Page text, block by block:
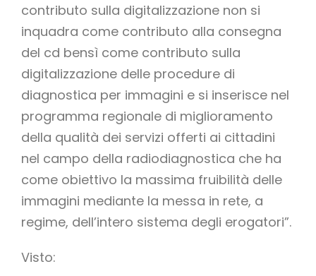
contributo sulla digitalizzazione non si
inquadra come contributo alla consegna
del cd bensì come contributo sulla
digitalizzazione delle procedure di
diagnostica per immagini e si inserisce nel
programma regionale di miglioramento
della qualità dei servizi offerti ai cittadini
nel campo della radiodiagnostica che ha
come obiettivo la massima fruibilità delle
immagini mediante la messa in rete, a
regime, dell’intero sistema degli erogatori”.
Visto: